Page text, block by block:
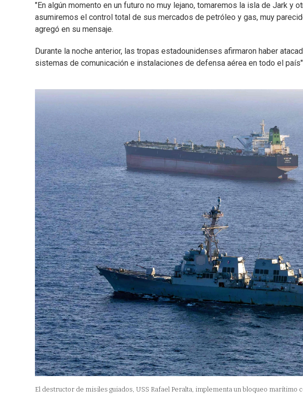
"En algún momento en un futuro no muy lejano, tomaremos la isla de Jark y
asumiremos el control total de sus mercados de petróleo y gas, muy
agregó en su mensaje.
Durante la noche anterior, las tropas estadounidenses afirmaron haber
sistemas de comunicación e instalaciones de defensa aérea en todo el
El destructor de misiles guiados, USS Rafael Peralta, implementa un bloqueo marítimo